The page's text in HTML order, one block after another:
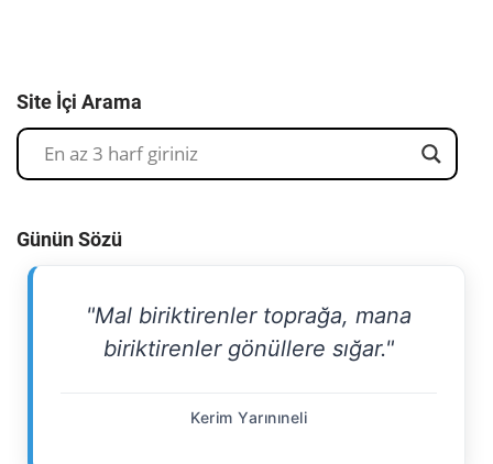
Site İçi Arama
Günün Sözü
"Mal biriktirenler toprağa, mana
biriktirenler gönüllere sığar."
Kerim Yarınıneli